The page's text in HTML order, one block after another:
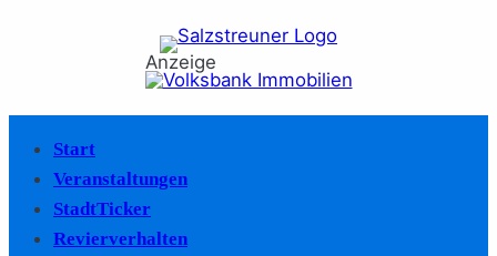
Anzeige
Start
Veranstaltungen
StadtTicker
Revierverhalten